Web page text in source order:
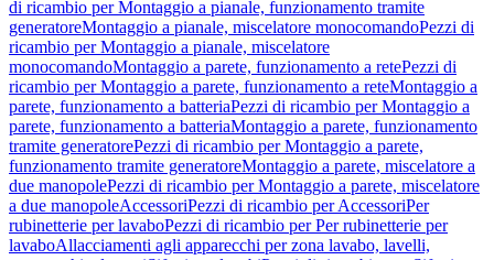
di ricambio per Montaggio a pianale, funzionamento tramite
generatoreMontaggio a pianale, miscelatore monocomandoPezzi di
ricambio per Montaggio a pianale, miscelatore
monocomandoMontaggio a parete, funzionamento a retePezzi di
ricambio per Montaggio a parete, funzionamento a reteMontaggio a
parete, funzionamento a batteriaPezzi di ricambio per Montaggio a
parete, funzionamento a batteriaMontaggio a parete, funzionamento
tramite generatorePezzi di ricambio per Montaggio a parete,
funzionamento tramite generatoreMontaggio a parete, miscelatore a
due manopolePezzi di ricambio per Montaggio a parete, miscelatore
a due manopoleAccessoriPezzi di ricambio per AccessoriPer
rubinetterie per lavaboPezzi di ricambio per Per rubinetterie per
lavaboAllacciamenti agli apparecchi per zona lavabo, lavelli,